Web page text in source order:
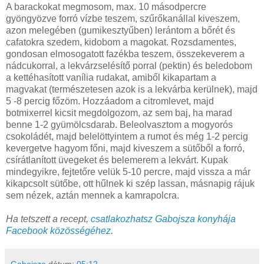
A barackokat megmosom, max. 10 másodpercre
gyöngyözve forró vízbe teszem, szűrőkanállal kiveszem,
azon melegében (gumikesztyűben) lerántom a bőrét és
cafatokra szedem, kidobom a magokat. Rozsdamentes,
gondosan elmosogatott fazékba teszem, összekeverem a
nádcukorral, a lekvárzselésítő porral (pektin) és beledobom
a kettéhasított vanília rudakat, amiből kikapartam a
magvakat (természetesen azok is a lekvárba kerülnek), majd
5 -8 percig főzöm. Hozzáadom a citromlevet, majd
botmixerrel kicsit megdolgozom, az sem baj, ha marad
benne 1-2 gyümölcsdarab. Beleolvasztom a mogyorós
csokoládét, majd belelöttyintem a rumot és még 1-2 percig
kevergetve hagyom főni, majd kiveszem a sütőből a forró,
csírátlanított üvegeket és belemerem a lekvárt. Kupak
mindegyikre, fejtetőre velük 5-10 percre, majd vissza a már
kikapcsolt sütőbe, ott hűlnek ki szép lassan, másnapig rájuk
sem nézek, aztán mennek a kamrapolcra.
Ha tetszett a recept, csatlakozhatsz Gabojsza konyhája
Facebook közösségéhez.